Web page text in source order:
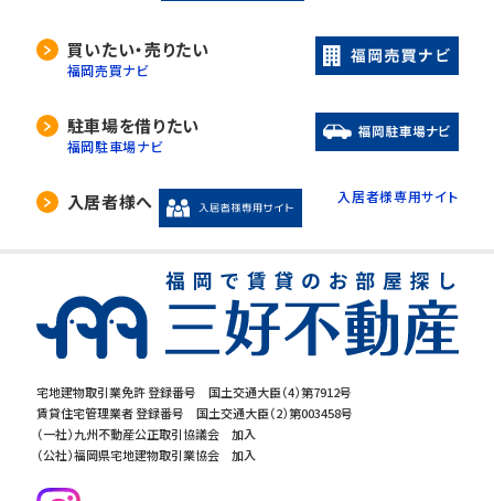
宅地建物取引業免許 登録番号 国土交通大臣（4）第7912号
賃貸住宅管理業者 登録番号 国土交通大臣（2）第003458号
（一社）九州不動産公正取引協議会 加入
（公社）福岡県宅地建物取引業協会 加入
買いたい・売りたい
福岡売買ナビ
駐車場を借りたい
福岡駐車場ナビ
入居者様へ 入居者様専用サイト